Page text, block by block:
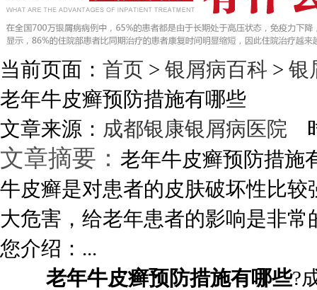
当前页面： 首页 > 银屑病百科 > 银
老年牛皮癣预防措施有哪些
文章来源： 成都银康银屑病医院
文章摘要： 老年牛皮癣预防措施
牛皮癣是对患者的皮肤破坏性比
大危害，给老年患者的影响是非
您介绍：...
老年牛皮癣预防措施有哪些?